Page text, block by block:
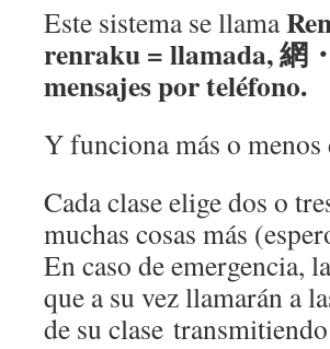
Este sistema se llama
renraku = llamada, 網
mensajes por teléfono.
Y funciona más o
Cada clase elige dos o
muchas cosas más
En caso de emergencia,
que a su vez llamarán a
de su clase